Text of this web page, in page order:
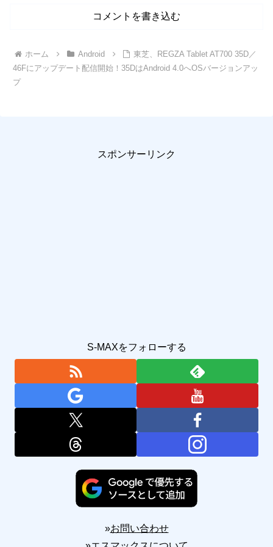
コメントを書き込む
ホーム Android
東芝、REGZA Tablet AT700 35D／
46Fにアップデート配信開始！35DはAndroid 4.0へOSバージョンアッ
プ
スポンサーリンク
S-MAXをフォローする
»お問い合わせ